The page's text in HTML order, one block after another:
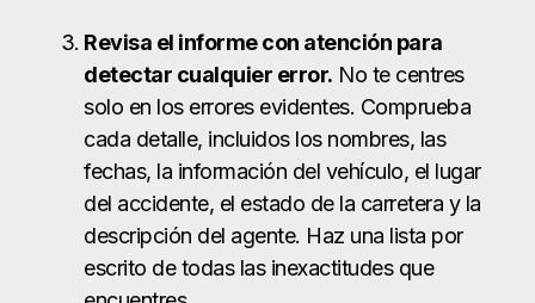
Revisa el informe con atención para
detectar cualquier error. No te centres
solo en los errores evidentes. Comprueba
cada detalle, incluidos los nombres, las
fechas, la información del vehículo, el lugar
del accidente, el estado de la carretera y la
descripción del agente. Haz una lista por
escrito de todas las inexactitudes que